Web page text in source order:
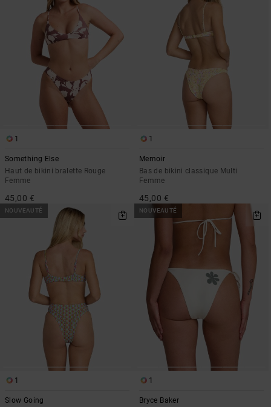
1
Something Else
Haut de bikini bralette Rouge
Femme
45,00 €
1
Memoir
Bas de bikini classique Multi
Femme
45,00 €
NOUVEAUTÉ
1
Slow Going
NOUVEAUTÉ
1
Bryce Baker